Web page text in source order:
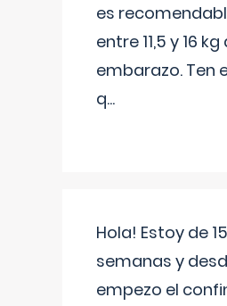
es
entre 11,5 y 16
embarazo. Ten
q...
Hola! Estoy de 15
semanas y
empezo el